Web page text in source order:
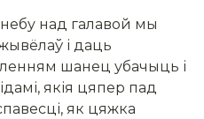
над галавой мы
і даць
шанец убачыць і
якія цяпер пад
як цяжка